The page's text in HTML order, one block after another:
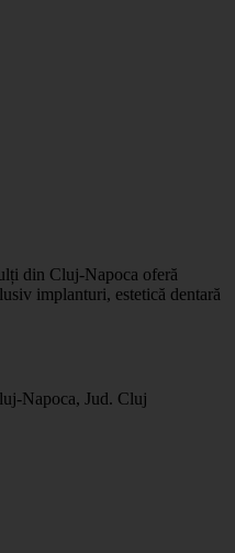
din Cluj-Napoca oferă
implanturi, estetică dentară
Napoca, Jud. Cluj